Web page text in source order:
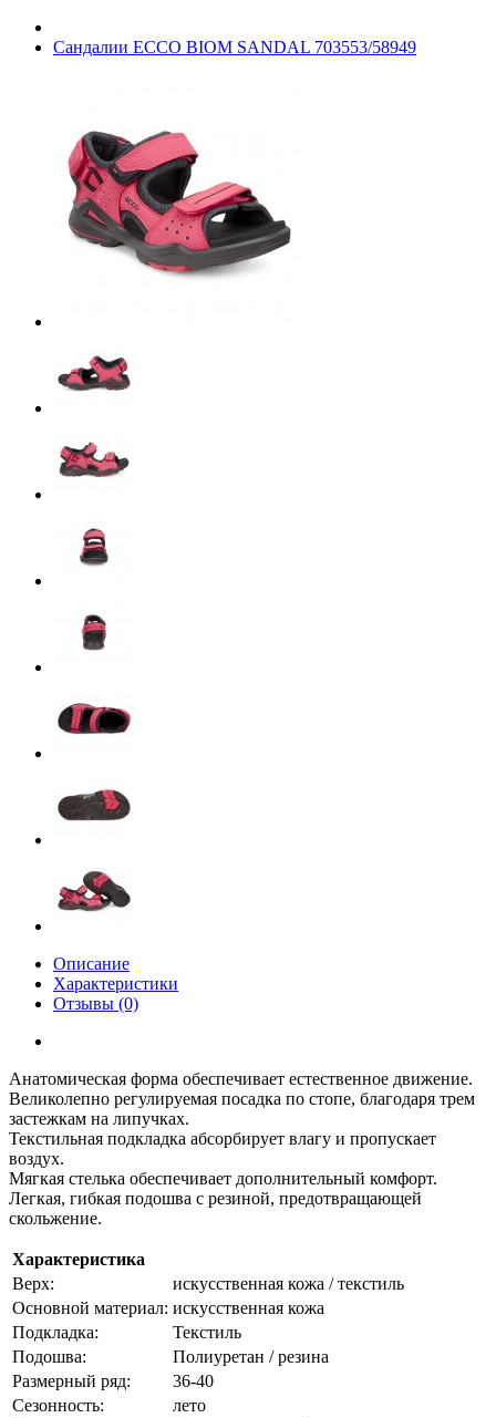
Сандалии ECCO BIOM SANDAL 703553/58949
Описание
Характеристики
Отзывы (0)
Анатомическая форма обеспечивает естественное движение.
Великолепно регулируемая посадка по стопе, благодаря трем
застежкам на липучках.
Текстильная подкладка абсорбирует влагу и пропускает
воздух.
Мягкая стелька обеспечивает дополнительный комфорт.
Легкая, гибкая подошва с резиной, предотвращающей
скольжение.
Характеристика
Верх:
искусственная кожа / текстиль
Основной материал: искусственная кожа
Подкладка:
Текстиль
Подошва:
Полиуретан / резина
Размерный ряд:
36-40
Сезонность:
лето